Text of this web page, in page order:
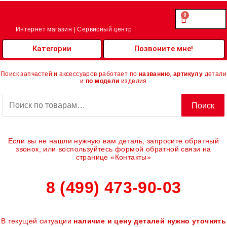
Перейти
Интернет магазин | Сервисный центр
0.00
0
Cart
Категории Позвоните мне!
Поиск запчастей и аксессуаров работает по названию артикулу детали
и по модели изделия
Поиск
Если вы не нашли нужную вам деталь, запросите обратный
звонок, или воспользуйтесь формой обратной связи на
странице «Контакты»
8 (499) 473-90-03
В текущей ситуации наличие и цену деталей нужно уточнять